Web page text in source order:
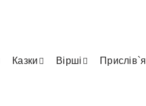
Казки Вірші Прислів`я